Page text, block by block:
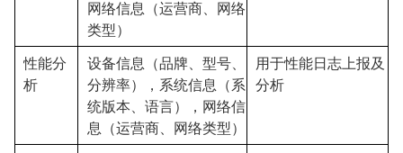
网络信息（运营商、网络
类型）
性能分
析
设备信息（品牌、型号、
分辨率）
， 系统信息（系
统版本、语言）
， 网络信
息（运营商、网络类型）
用于性能日志上报及
分析